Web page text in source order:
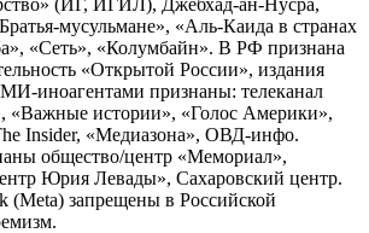
(ИГ, ИГИЛ), Джебхад-ан-Нусра,
мусульмане», «Аль-Каида в странах
«Сеть», «Колумбайн». В РФ признана
«Открытой России», издания
иноагентами признаны: телеканал
«Важные истории», «Голос Америки»,
Insider, «Медиазона», ОВД-инфо.
общество/центр «Мемориал»,
Юрия Левады», Сахаровский центр.
(Metа) запрещены в Российской